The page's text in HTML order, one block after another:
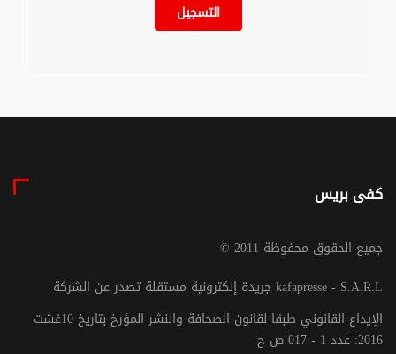
التسجيل
كفى بريس
© جميع الحقوق محفوظة 2011
جريدة إلكترونية مستقلة تصدر عن الشركة kafapresse - S.A.R.L
الإيداع القانوني طبقا لقانون الصحافة والنشر المؤرخ بتاريخ 10غشت
2016: عدد 1 - 017 ص ح